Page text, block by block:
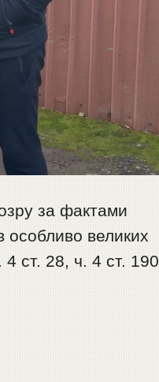
за фактами
великих
4 ст. 28, ч. 4 ст. 190